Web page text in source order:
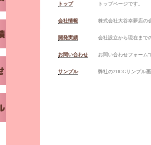
トップ トップページです。
会社情報 株式会社大谷幸夢店の
開発実績 会社設立から現在まで
お問い合わせ お問い合わせフォーム
サンプル 弊社の2DCGサンプル